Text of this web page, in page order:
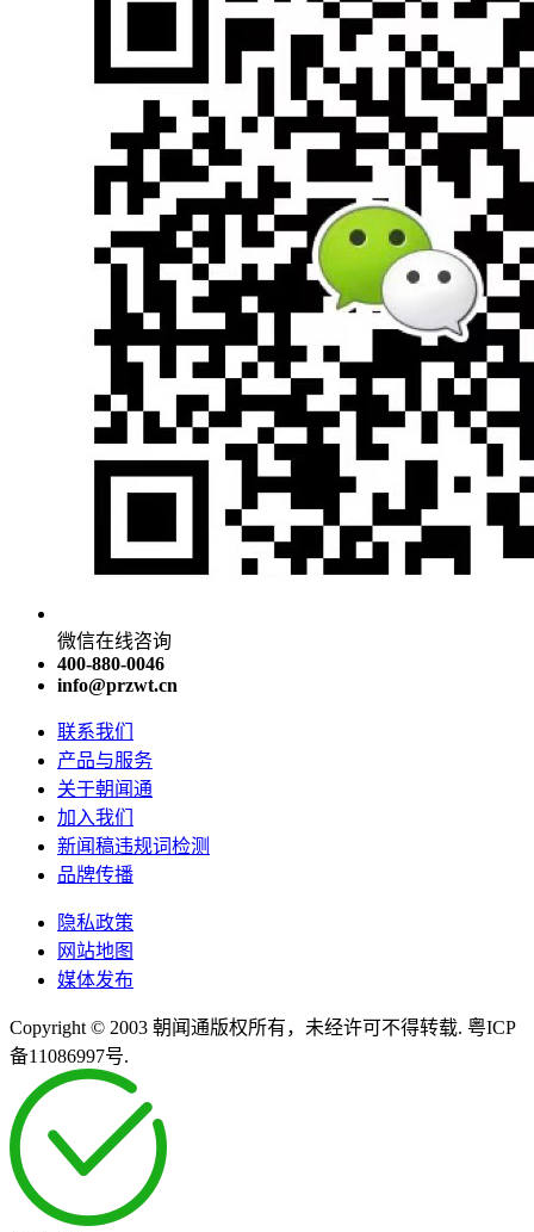
微信在线咨询
400-880-0046
info@przwt.cn
联系我们
产品与服务
关于朝闻通
加入我们
新闻稿违规词检测
品牌传播
隐私政策
网站地图
媒体发布
Copyright © 2003 朝闻通版权所有，未经许可不得转载. 粤ICP
备11086997号.